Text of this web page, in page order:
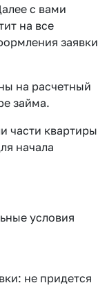
с вами
на все
заявки
на расчетный
займа.
части квартиры
начала
условия
не придется